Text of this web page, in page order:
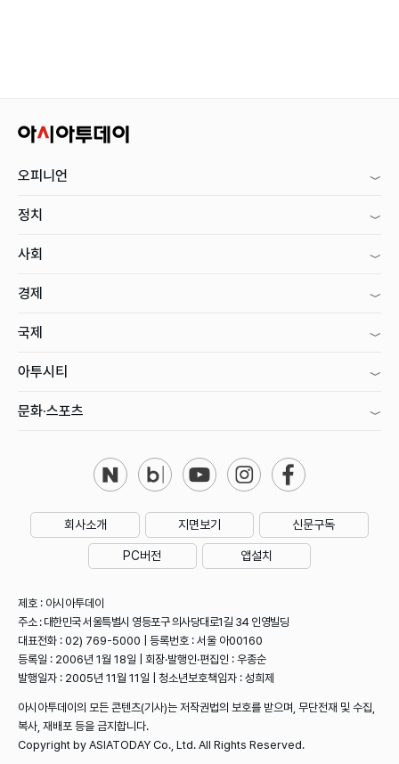
오피니언
정치
사회
경제
국제
아투시티
문화·스포츠
회사소개 지면보기 신문구독
PC버전 앱설치
제호 : 아시아투데이
주소 : 대한민국 서울특별시 영등포구 의사당대로1길 34 인영빌딩
대표전화 : 02) 769-5000 | 등록번호 : 서울 아00160
등록일 : 2006년 1월 18일 | 회장·발행인·편집인 : 우종순
발행일자 : 2005년 11월 11일 | 청소년보호책임자 : 성희제
아시아투데이의 모든 콘텐츠(기사)는 저작권법의 보호를 받으며, 무단전재 및 수집,
복사, 재배포 등을 금지합니다.
Copyright by ASIATODAY Co., Ltd. All Rights Reserved.